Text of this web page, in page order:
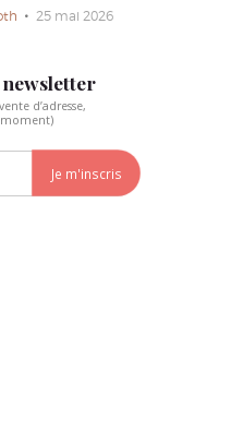
25 mai 2026
d’adresse,